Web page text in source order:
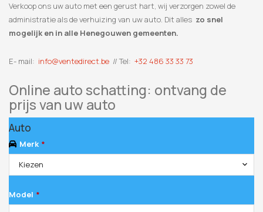
Verkoop ons uw auto met een gerust hart, wij verzorgen zowel de
administratie als de verhuizing van uw auto. Dit alles zo snel
mogelijk en in alle Henegouwen gemeenten.
E- mail: info@ventedirect.be // Tel: +32 486 33 33 73
Online auto schatting: ontvang de
prijs van uw auto
Auto
Merk *
Kiezen
Model *